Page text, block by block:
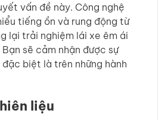
vấn đề này. Công nghệ
tiếng ồn và rung động từ
lại trải nghiệm lái xe êm ái
sẽ cảm nhận được sự
biệt là trên những hành
liệu